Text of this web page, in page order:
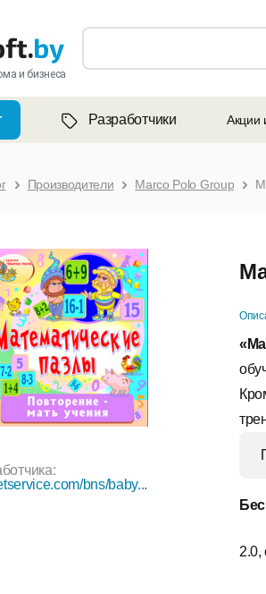
и бизнеса
Разработчики Акции
Производители Marco Polo Group
bns/baby...